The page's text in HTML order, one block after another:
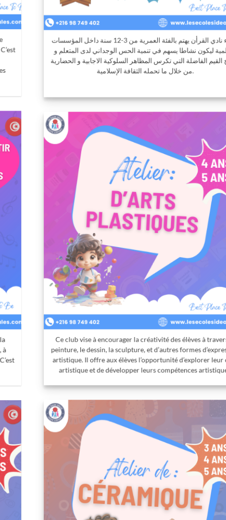
انشاء نادي القرأن يهتم بالفئة العمرية من 3-12 سنة داخل المؤسسات
التعلمية ليكون نشاطا يسهم في تنمية الحس الوجداني لدى المتعلم و
يرسخ القيم الفاضلة التي تكرس المظاهر السلوكية الاجابية و الحضارية
من خلال ما تحمله الثقافة الإسلامية.
Ce club vise à encourager la créativité des élèves à travers la
peinture, le dessin, la sculpture, et d’autres formes d’expression
artistique. Il offre aux élèves l’opportunité d’explorer leur côté
artistique et de développer leurs compétences artistiques.